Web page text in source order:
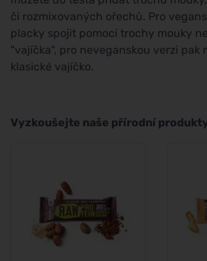
či rozmixovaných ořechů. Pro
placky spojit pomocí trochy mouky
"vajíčka", pro neveganskou verzi pak
klasické vajíčko.
Vyzkoušejte naše přírodní